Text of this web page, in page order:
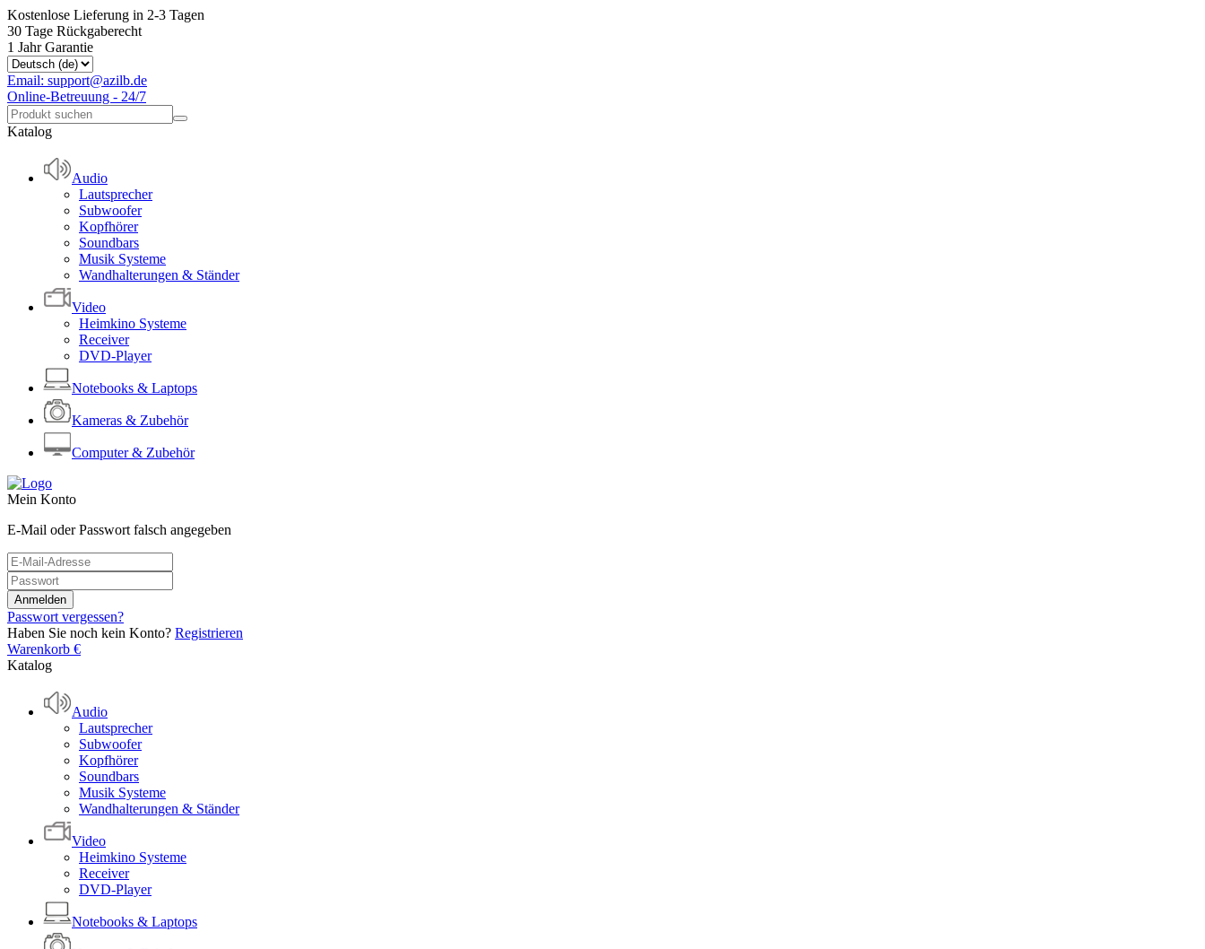
Kostenlose Lieferung in 2-3 Tagen
30 Tage Rückgaberecht
1 Jahr Garantie
Email: support@azilb.de
Online-Betreuung - 24/7
Katalog
Audio
Lautsprecher
Subwoofer
Kopfhörer
Soundbars
Musik Systeme
Wandhalterungen & Ständer
Video
Heimkino Systeme
Receiver
DVD-Player
Notebooks & Laptops
Kameras & Zubehör
Computer & Zubehör
Mein Konto
E-Mail oder Passwort falsch angegeben
Passwort vergessen?
Haben Sie noch kein Konto? Registrieren
Warenkorb €
Katalog
Audio
Lautsprecher
Subwoofer
Kopfhörer
Soundbars
Musik Systeme
Wandhalterungen & Ständer
Video
Heimkino Systeme
Receiver
DVD-Player
Notebooks & Laptops